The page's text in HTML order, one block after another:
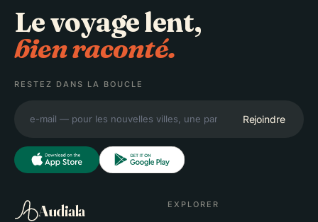
Le voyage lent,
bien raconté.
RESTEZ DANS LA BOUCLE
Rejoindre
Audiala EXPLORER